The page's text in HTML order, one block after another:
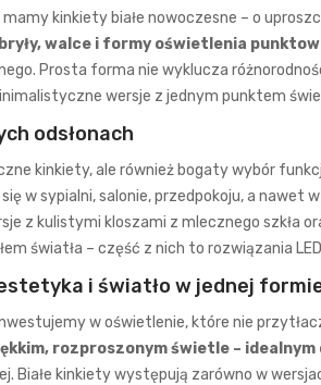
kinkiety białe nowoczesne – o
walce i formy oświetlenia
Prosta forma nie wyklucza
wersje z jednym punktem
odsłonach
kinkiety, ale również bogaty wybór
w sypialni, salonie, przedpokoju, a nawet
z kulistymi kloszami z mlecznego szkła
światła – część z nich to rozwiązania
i światło w jednej
w oświetlenie, które nie
rozproszonym świetle –
Białe kinkiety występują zarówno w